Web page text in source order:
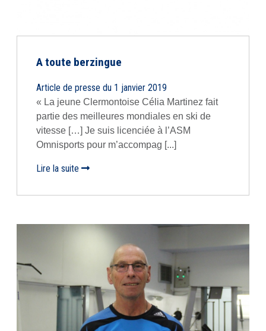
A toute berzingue
Article de presse du 1 janvier 2019
« La jeune Clermontoise Célia Martinez fait
partie des meilleures mondiales en ski de
vitesse […] Je suis licenciée à l’ASM
Omnisports pour m’accompag [...]
Lire la suite